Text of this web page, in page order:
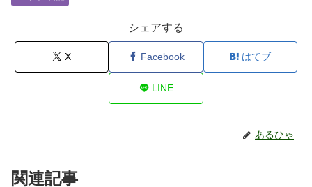
シェアする
X Facebook はてブ
LINE
あるひゃ
関連記事